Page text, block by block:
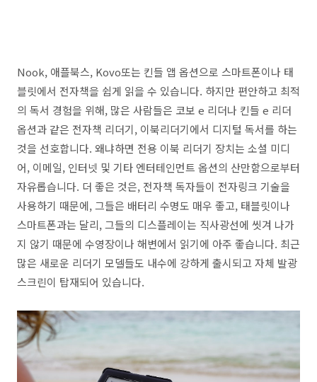
Nook, 애플북스, Kovo또는 킨들 앱 옵션으로 스마트폰이나 태
블릿에서 전자책을 쉽게 읽을 수 있습니다. 하지만 편안하고 최적
의 독서 경험을 위해, 많은 사람들은 코보 e 리더나 킨들 e 리더
옵션과 같은 전자책 리더기, 이북리더기에서 디지털 독서를 하는
것을 선호합니다. 왜냐하면 전용 이북 리더기 장치는 소셜 미디
어, 이메일, 인터넷 및 기타 엔터테인먼트 옵션의 산만함으로부터
자유롭습니다. 더 좋은 것은, 전자책 독자들이 전자링크 기술을
사용하기 때문에, 그들은 배터리 수명도 매우 좋고, 태블릿이나
스마트폰과는 달리, 그들의 디스플레이는 직사광선에 씻겨 나가
지 않기 때문에 수영장이나 해변에서 읽기에 아주 좋습니다. 최근
많은 새로운 리더기 모델들도 내수에 강하게 출시되고 자체 발광
스크린이 탑재되어 있습니다.